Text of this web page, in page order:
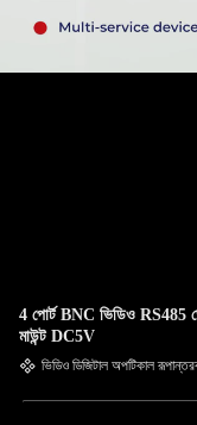
4 পোর্ট BNC ভিডিও RS485
মাউন্ট DC5V
ভিডিও ডিজিটাল অপটিকাল